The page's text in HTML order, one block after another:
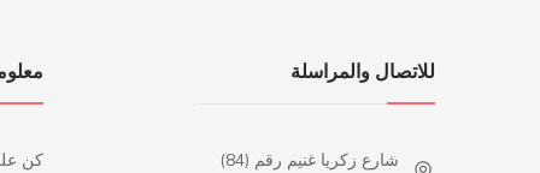
للاتصال والمراسلة
شارع زكريا غنيم رقم (84)
كن